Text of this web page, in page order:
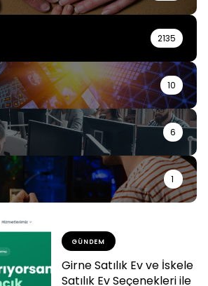
2135
10
6
1
GÜNDEM
Girne Satılık Ev ve İskele
Satılık Ev Seçenekleri ile